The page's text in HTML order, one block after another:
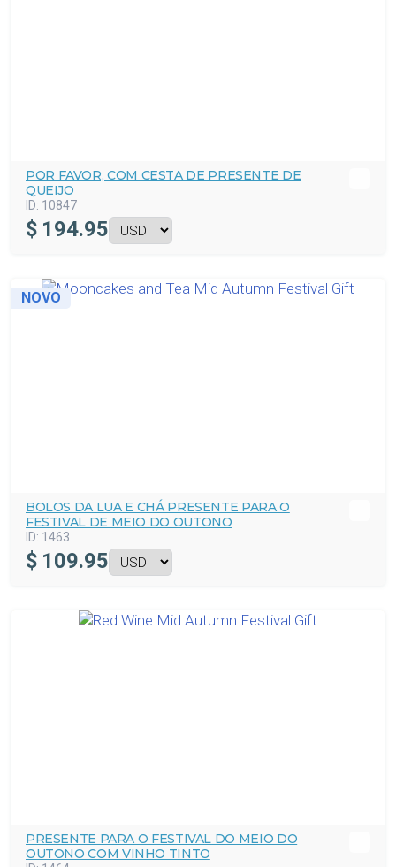
POR FAVOR, COM CESTA DE PRESENTE DE
QUEIJO
ID: 10847
$ 194.95
NOVO
BOLOS DA LUA E CHÁ PRESENTE PARA O
FESTIVAL DE MEIO DO OUTONO
ID: 1463
$ 109.95
PRESENTE PARA O FESTIVAL DO MEIO DO
OUTONO COM VINHO TINTO